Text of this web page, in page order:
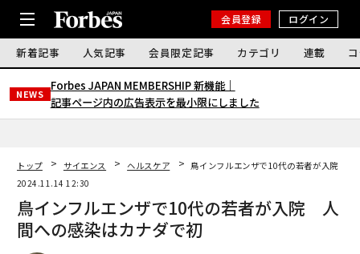
会員登録 ログイン
新着記事 人気記事 会員限定記事 カテゴリ 連載
NEWS
Forbes JAPAN MEMBERSHIP 新機能｜
記事ページ内の広告表示を最小限にしました
トップ サイエンス ヘルスケア
鳥インフルエンザで10代の若者が入院 人
2024.11.14 12:30
鳥インフルエンザで10代の若者が入院 人
間への感染はカナダで初